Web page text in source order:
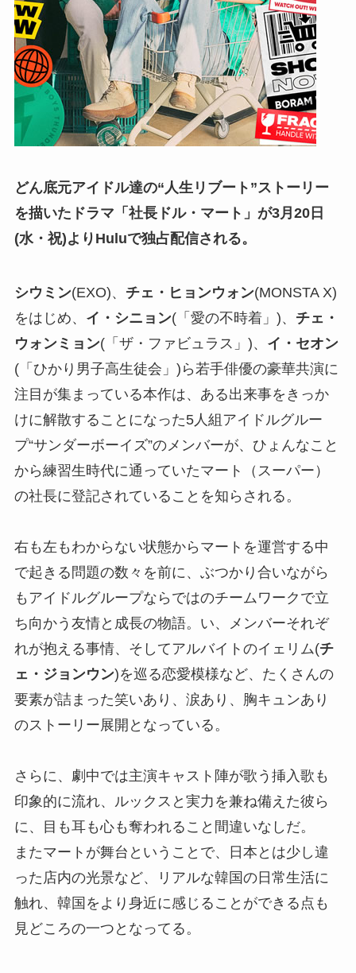
どん底元アイドル達の“人生リブート”ストーリー
を描いたドラマ「社長ドル・マート」が3月20日
(水・祝)よりHuluで独占配信される。
シウミン(EXO)、 チェ・ヒョンウォン(MONSTA X)
をはじめ、 イ・シニョン(「愛の不時着」)、 チェ・
ウォンミョン(「ザ・ファビュラス」)、 イ・セオン
(「ひかり男子高生徒会」)ら若手俳優の豪華共演に
注目が集まっている本作は、ある出来事をきっか
けに解散することになった5人組アイドルグルー
プ“サンダーボーイズ”のメンバーが、ひょんなこと
から練習生時代に通っていたマート（スーパー）
の社長に登記されていることを知らされる。
右も左もわからない状態からマートを運営する中
で起きる問題の数々を前に、ぶつかり合いながら
もアイドルグループならではのチームワークで立
ち向かう友情と成長の物語。い、メンバーそれぞ
れが抱える事情、そしてアルバイトのイェリム(チ
ェ・ジョンウン)を巡る恋愛模様など、たくさんの
要素が詰まった笑いあり、涙あり、胸キュンあり
のストーリー展開となっている。
さらに、劇中では主演キャスト陣が歌う挿入歌も
印象的に流れ、ルックスと実力を兼ね備えた彼ら
に、目も耳も心も奪われること間違いなしだ。
またマートが舞台ということで、日本とは少し違
った店内の光景など、リアルな韓国の日常生活に
触れ、韓国をより身近に感じることができる点も
見どころの一つとなってる。